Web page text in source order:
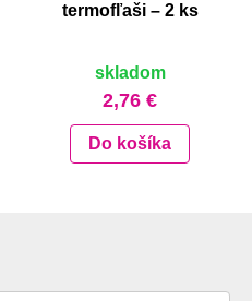
termofľaši – 2 ks
skladom
2,76 €
Do košíka